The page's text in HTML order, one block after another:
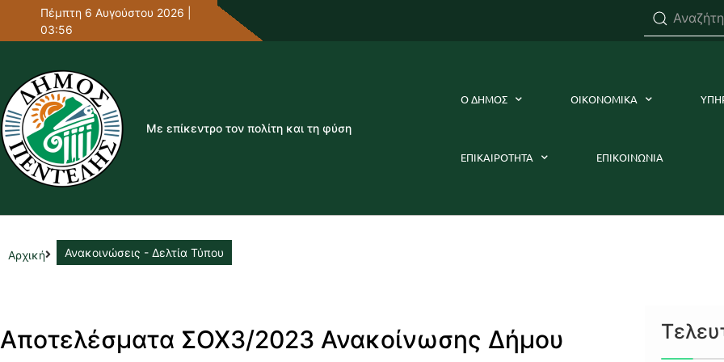
Πέμπτη 6 Αυγούστου 2026 |
03:56
Με επίκεντρο τον πολίτη και τη φύση
Ο ΔΗΜΟΣ ΟΙΚΟΝΟΜΙΚΑ
ΕΠΙΚΑΙΡΟΤΗΤΑ ΕΠΙΚΟΙΝΩΝΙΑ
Αρχική Ανακοινώσεις - Δελτία Τύπου
Αποτελέσματα ΣΟΧ3/2023 Ανακοίνωσης Δήμου